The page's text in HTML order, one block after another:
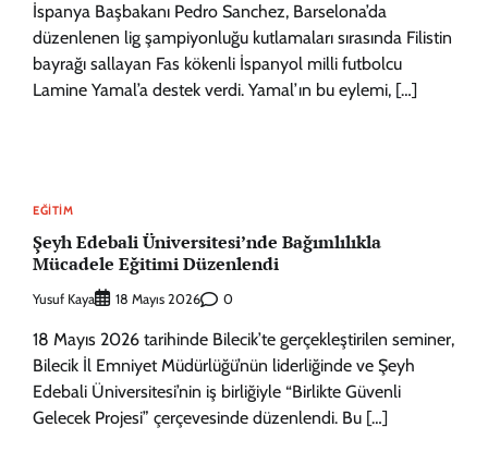
İspanya Başbakanı Pedro Sanchez, Barselona’da
düzenlenen lig şampiyonluğu kutlamaları sırasında Filistin
bayrağı sallayan Fas kökenli İspanyol milli futbolcu
Lamine Yamal’a destek verdi. Yamal’ın bu eylemi, […]
EĞITIM
Şeyh Edebali Üniversitesi’nde Bağımlılıkla
Mücadele Eğitimi Düzenlendi
Yusuf Kaya 18 Mayıs 2026 0
18 Mayıs 2026 tarihinde Bilecik’te gerçekleştirilen seminer,
Bilecik İl Emniyet Müdürlüğü’nün liderliğinde ve Şeyh
Edebali Üniversitesi’nin iş birliğiyle “Birlikte Güvenli
Gelecek Projesi” çerçevesinde düzenlendi. Bu […]